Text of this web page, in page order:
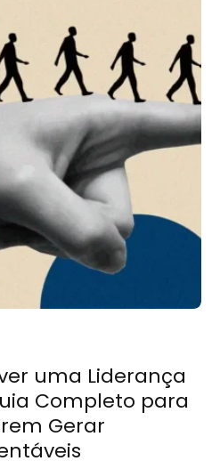
uma Liderança
Completo para
Gerar